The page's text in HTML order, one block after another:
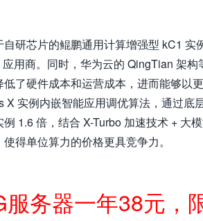
自研芯片的鲲鹏通用计算增强型 kC1
用商。同时，华为云的 QingTian 架
了硬件成本和运营成本，进而能够以
X 实例内嵌智能应用调优算法，通过底
1.6 倍，结合 X-Turbo 加速技术 + 大
得单位算力的价格更具竞争力。
务器一年38元，